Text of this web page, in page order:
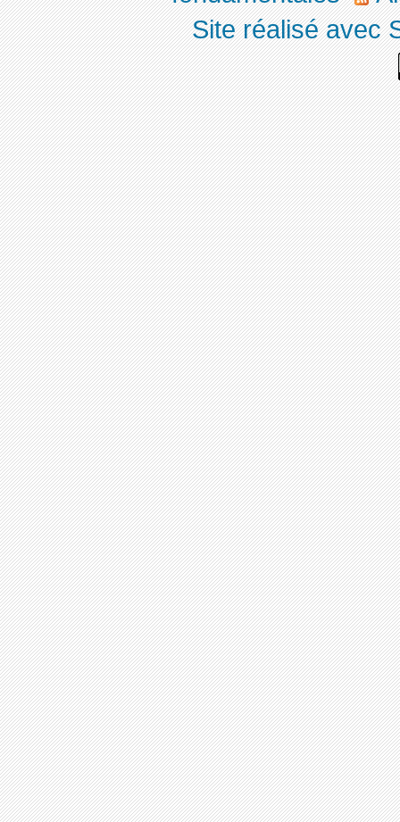
Site réalisé avec